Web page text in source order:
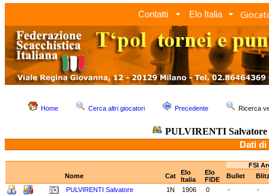
Contatti Elo Italia
Home Cerca altri giocatori Precedente Ricerca
PULVIRENTI Salvatore
Dati di
FSI
Nome
Cat
Elo
Italia
Elo
FIDE
Bullet
PULVIRENTI Salvatore
1N 1906 0 -
-